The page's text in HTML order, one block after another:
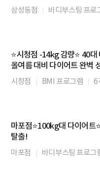
삼성동점 바디부스팅 프로
⭐시청점 -14kg 감량⭐ 40
올여름 대비 다이어트 완벽
시청점 BMI 프로그램 6
마포점⭐100kg대 다이어트
탈출!
마포점 바디부스팅 프로그